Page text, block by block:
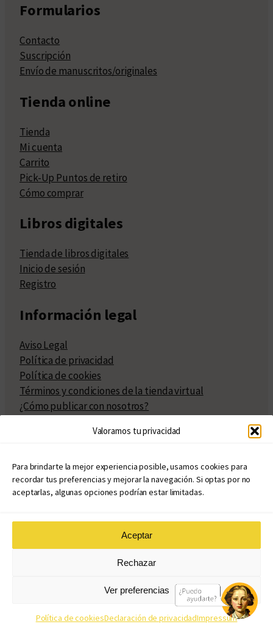
Valoramos tu privacidad
Para brindarte la mejor experiencia posible, usamos cookies para
recordar tus preferencias y mejorar la navegación. Si optas por no
aceptarlas, algunas opciones podrían estar limitadas.
Aceptar
Rechazar
Ver preferencias
Política de cookiesDeclaración de privacidadImpressum
Formularios
Contacto
Suscripción
Envío de manuscritos/originales
Tienda online
Tienda
Mi cuenta
Carrito
Pick-Up Puntos de retiro
Cómo comprar
Libros digitales
Tienda de libros digitales
Inicio de sesión
Registro
Información legal
Aviso Legal
Política de privacidad
Política de cookies
Términos y condiciones de la tienda virtual
¿Cómo publicar con nosotros?
Políticas de publicación
Políticas de coedición
Atribuciones